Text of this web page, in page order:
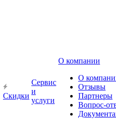
Скидки
Сервис
и
услуги
О компании
О
Отзывы
Партнеры
Вопрос-